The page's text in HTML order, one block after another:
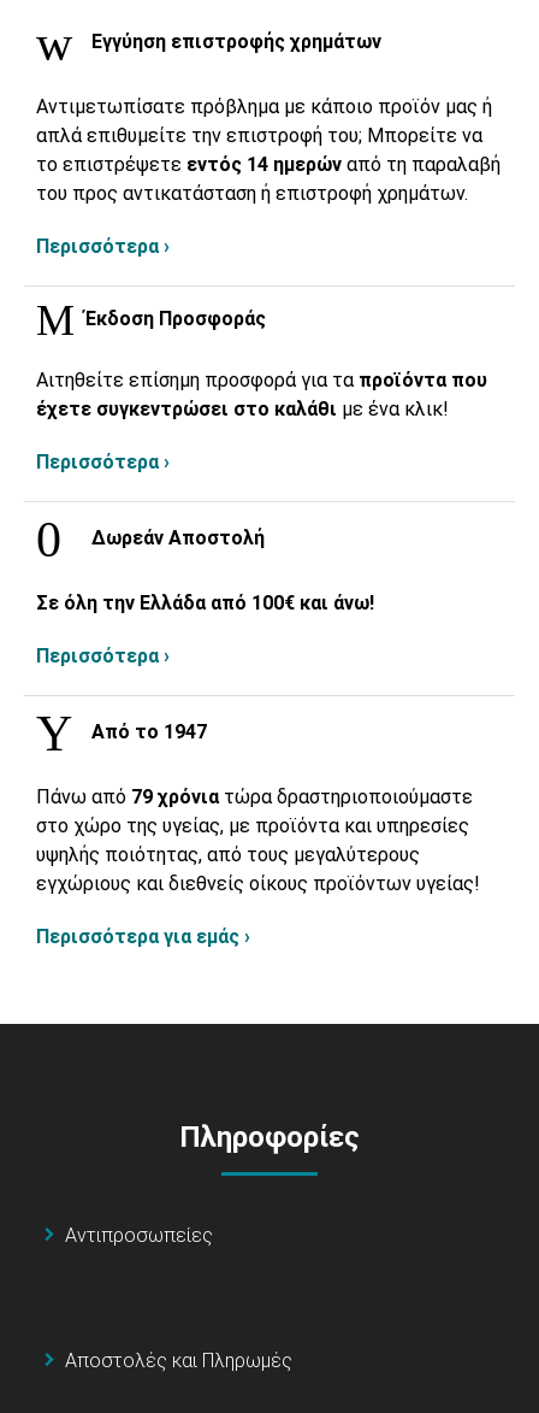
Εγγύηση επιστροφής χρημάτων
Αντιμετωπίσατε πρόβλημα με κάποιο προϊόν μας ή
απλά επιθυμείτε την επιστροφή του; Μπορείτε να
το επιστρέψετε εντός 14 ημερών από τη παραλαβή
του προς αντικατάσταση ή επιστροφή χρημάτων.
Περισσότερα ›
Έκδοση Προσφοράς
Αιτηθείτε επίσημη προσφορά για τα προϊόντα που
έχετε συγκεντρώσει στο καλάθι με ένα κλικ!
Περισσότερα ›
Δωρεάν Αποστολή
Σε όλη την Ελλάδα από 100€ και άνω!
Περισσότερα ›
Από το 1947
Πάνω από 79 χρόνια τώρα δραστηριοποιούμαστε
στο χώρο της υγείας, με προϊόντα και υπηρεσίες
υψηλής ποιότητας, από τους μεγαλύτερους
εγχώριους και διεθνείς οίκους προϊόντων υγείας!
Περισσότερα για εμάς ›
Πληροφορίες
Αντιπροσωπείες
Αποστολές και Πληρωμές